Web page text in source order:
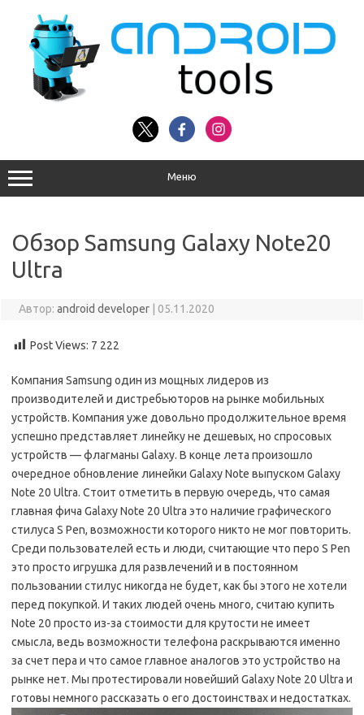
содержимому
Меню
Обзор Samsung Galaxy Note20
Ultra
Автор: android developer 05.11.2020
Post Views: 7 222
Компания Samsung один из мощных лидеров из
производителей и дистребьюторов на рынке мобильных
устройств. Компания уже довольно продолжительное время
успешно представляет линейку не дешевых, но спросовых
устройств — флагманы Galaxy. В конце лета произошло
очередное обновление линейки Galaxy Note выпуском Galaxy
Note 20 Ultra. Стоит отметить в первую очередь, что самая
главная фича Galaxy Note 20 Ultra это наличие графического
стилуса S Pen, возможности которого никто не мог повторить.
Среди пользователей есть и люди, считающие что перо S Pen
это просто игрушка для развлечений и в постоянном
пользовании стилус никогда не будет, как бы этого не хотели
перед покупкой. И таких людей очень много, считаю купить
Note 20 просто из-за стоимости для крутости не имеет
смысла, ведь возможности телефона раскрываются именно
за счет пера и что самое главное аналогов это устройство на
рынке нет. Мы протестировали новейший Galaxy Note 20 Ultra и
готовы немного рассказать о его достоинствах и недостатках.